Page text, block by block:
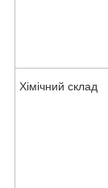
Хімічний склад